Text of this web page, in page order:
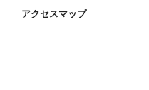
アクセスマップ